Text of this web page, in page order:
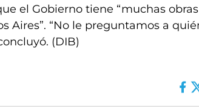
el Gobierno tiene “muchas
Aires”. “No le preguntamos a
(DIB)